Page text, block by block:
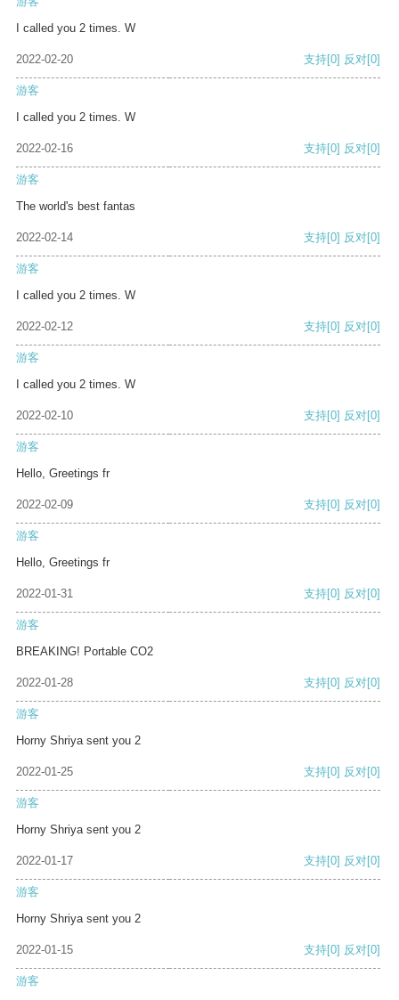
I called you 2 times. W
2022-02-20 支持[0] 反对[0]
游客
I called you 2 times. W
2022-02-16 支持[0] 反对[0]
游客
The world's best fantas
2022-02-14 支持[0] 反对[0]
游客
I called you 2 times. W
2022-02-12 支持[0] 反对[0]
游客
I called you 2 times. W
2022-02-10 支持[0] 反对[0]
游客
Hello, Greetings fr
2022-02-09 支持[0] 反对[0]
游客
Hello, Greetings fr
2022-01-31 支持[0] 反对[0]
游客
BREAKING! Portable CO2
2022-01-28 支持[0] 反对[0]
游客
Horny Shriya sent you 2
2022-01-25 支持[0] 反对[0]
游客
Horny Shriya sent you 2
2022-01-17 支持[0] 反对[0]
游客
Horny Shriya sent you 2
2022-01-15 支持[0] 反对[0]
游客